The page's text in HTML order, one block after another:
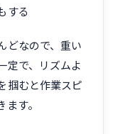
する
どなので、重い
定で、リズムよ
掴むと作業スピ
す。